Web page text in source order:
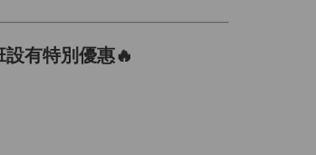
有特別優惠🔥